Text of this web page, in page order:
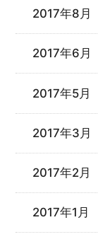
2017年8月
2017年6月
2017年5月
2017年3月
2017年2月
2017年1月